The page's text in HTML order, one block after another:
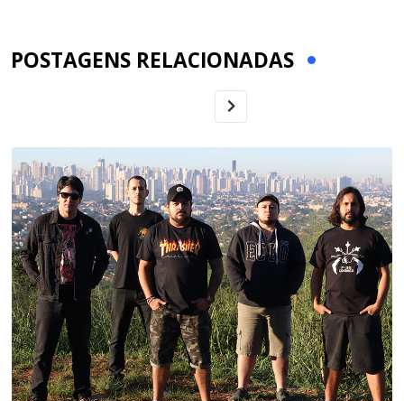
POSTAGENS RELACIONADAS